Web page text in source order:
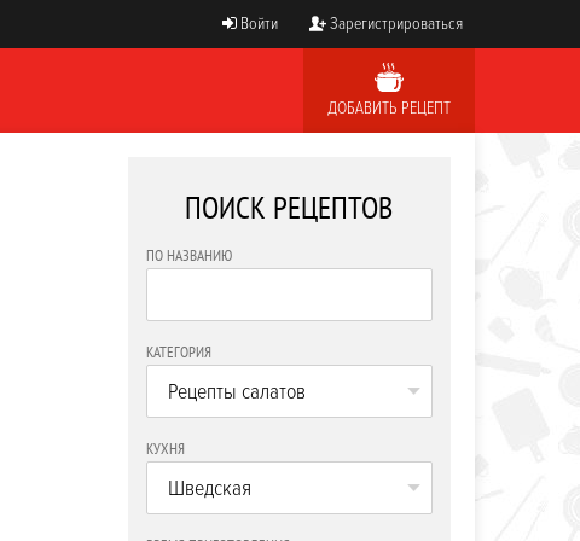
Войти Зарегистрироваться
ДОБАВИТЬ РЕЦЕПТ
ПОИСК РЕЦЕПТОВ
ПО НАЗВАНИЮ
КАТЕГОРИЯ
Рецепты салатов
КУХНЯ
Шведская